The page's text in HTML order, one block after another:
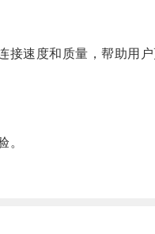
速度和质量，帮助用
。